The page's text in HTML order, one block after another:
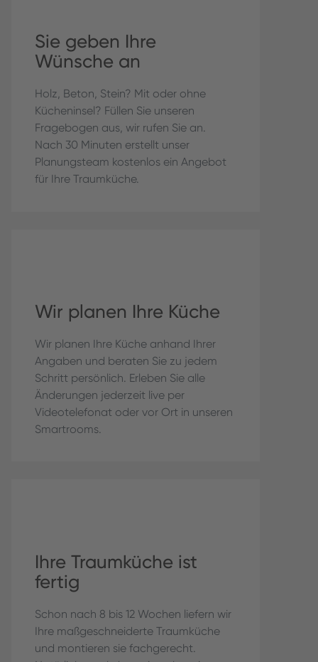
Sie geben Ihre
Wünsche an
Holz, Beton, Stein? Mit oder ohne
Kücheninsel? Füllen Sie unseren
Fragebogen aus, wir rufen Sie an.
Nach 30 Minuten erstellt unser
Planungsteam kostenlos ein Angebot
für Ihre Traumküche.
Wir planen Ihre Küche
Wir planen Ihre Küche anhand Ihrer
Angaben und beraten Sie zu jedem
Schritt persönlich. Erleben Sie alle
Änderungen jederzeit live per
Videotelefonat oder vor Ort in unseren
Smartrooms.
Ihre Traumküche ist
fertig
Schon nach 8 bis 12 Wochen liefern wir
Ihre maßgeschneiderte Traumküche
und montieren sie fachgerecht.